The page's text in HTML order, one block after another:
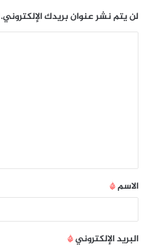
لن يتم نشر عنوان بريدك الإلكتروني.
الاسم*
البريد الإلكتروني*